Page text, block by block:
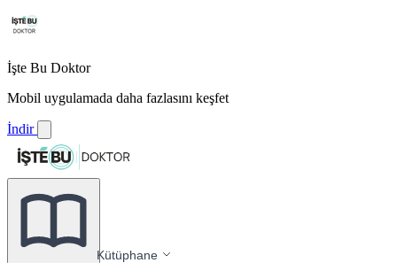
İşte Bu Doktor
Mobil uygulamada daha fazlasını keşfet
İndir
Kütüphane